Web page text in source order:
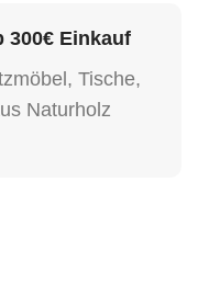
300€ Einkauf
Tische,
Naturholz